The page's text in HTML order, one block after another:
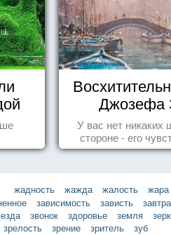
Джозефа
У вас нет никаких
стороне - его
покорила
жадность жажда жалость жара
зависимость зависть завтра
звонок здоровье земля
зрелость зрение зритель зуб